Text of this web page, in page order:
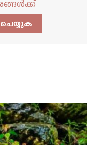
ചെയ്യുക